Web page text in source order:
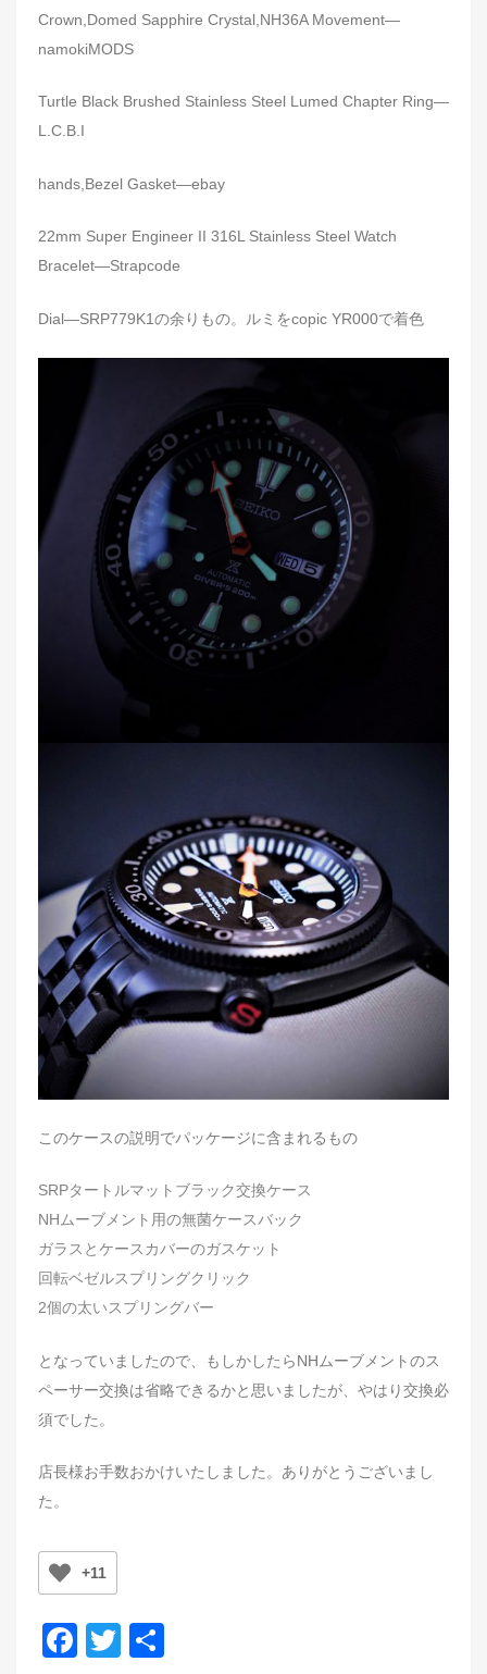
Crown,Domed Sapphire Crystal,NH36A Movement—
namokiMODS
Turtle Black Brushed Stainless Steel Lumed Chapter Ring—
L.C.B.I
hands,Bezel Gasket—ebay
22mm Super Engineer II 316L Stainless Steel Watch
Bracelet—Strapcode
Dial—SRP779K1の余りもの。ルミをcopic YR000で着色
このケースの説明でパッケージに含まれるもの
SRPタートルマットブラック交換ケース
NHムーブメント用の無菌ケースバック
ガラスとケースカバーのガスケット
回転ベゼルスプリングクリック
2個の太いスプリングバー
となっていましたので、もしかしたらNHムーブメントのス
ペーサー交換は省略できるかと思いましたが、やはり交換必
須でした。
店長様お手数おかけいたしました。ありがとうございまし
た。
+11
F
T